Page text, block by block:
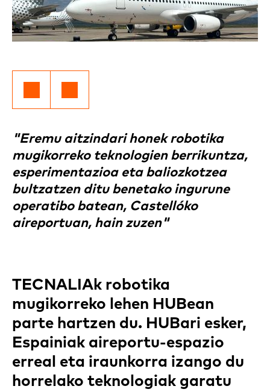
"Eremu aitzindari honek robotika
mugikorreko teknologien berrikuntza,
esperimentazioa eta baliozkotzea
bultzatzen ditu benetako ingurune
operatibo batean, Castellóko
aireportuan, hain zuzen"
TECNALIAk robotika
mugikorreko lehen HUBean
parte hartzen du. HUBari esker,
Espainiak aireportu-espazio
erreal eta iraunkorra izango du
horrelako teknologiak garatu